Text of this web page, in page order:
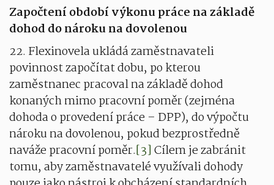
Započtení období výkonu práce na základě
dohod do nároku na dovolenou
22. Flexinovela ukládá zaměstnavateli
povinnost započítat dobu, po kterou
zaměstnanec pracoval na základě dohod
konaných mimo pracovní poměr (zejména
dohoda o provedení práce – DPP), do výpočtu
nároku na dovolenou, pokud bezprostředně
naváže pracovní poměr.[3]Cílem je zabránit
tomu, aby zaměstnavatelé využívali dohody